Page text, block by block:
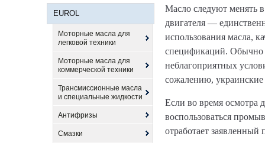
EUROL
Моторные масла для
легковой техники
Моторные масла для
коммерческой техники
Трансмиссионные масла
и специальные жидкости
Антифризы
Смазки
Масло следуют менять
двигателя —
использования масла,
спецификаций. Обычно
неблагоприятных
сожалению,
Если во время осмотра
воспользоваться
отработает заявленный